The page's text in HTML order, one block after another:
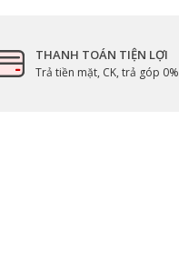
THANH TOÁN TIỆN LỢI
Trả tiền mặt, CK, trả góp 0%